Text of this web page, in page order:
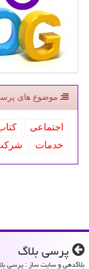
موضوع های
اجتماعی
خدمات
پرسی بلاگ
بلاگدهی و سایت ساز : پرسی